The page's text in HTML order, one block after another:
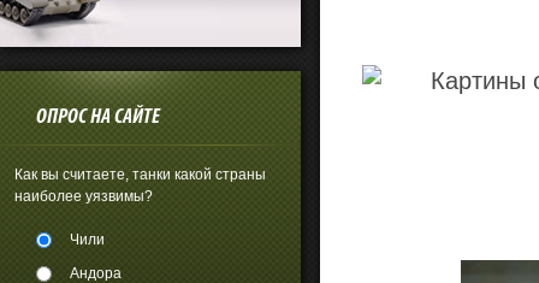
ОПРОС НА САЙТЕ
Как вы считаете, танки какой страны
наиболее уязвимы?
Чили
Андора